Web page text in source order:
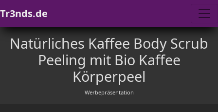
Tr3nds.de
Natürliches Kaffee Body Scrub
Peeling mit Bio Kaffee
Körperpeel
Werbepräsentation